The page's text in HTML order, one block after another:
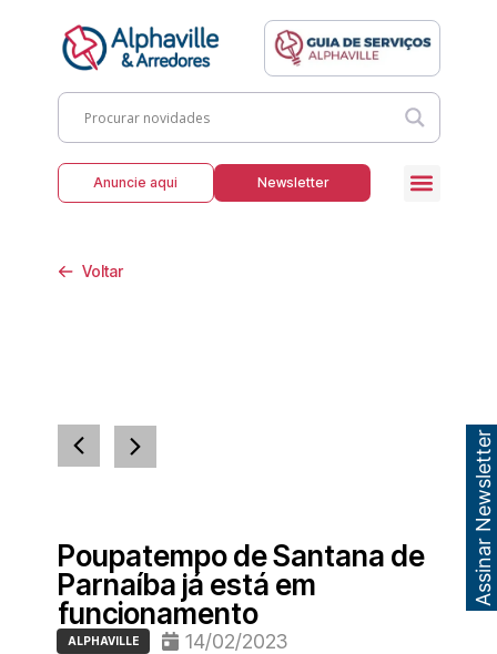
Anuncie aqui Newsletter
Voltar
Poupatempo de Santana de
Parnaíba já está em
funcionamento
ALPHAVILLE 14/02/2023
Assinar Newsletter